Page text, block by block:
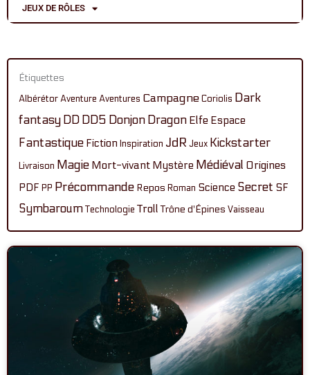
JEUX DE RÔLES
Étiquettes
AlbérétorAventure Aventures CampagneCoriolis Dark
fantasy DD DD5 Donjon Dragon Elfe Espace
Fantastique Fiction Inspiration JdR Jeux Kickstarter
Livraison Magie Mort-vivant Mystère Médiéval Origines
PDF PP Précommande Repos Roman Science Secret SF
SymbaroumTechnologie Troll Trône d'Épines Vaisseau